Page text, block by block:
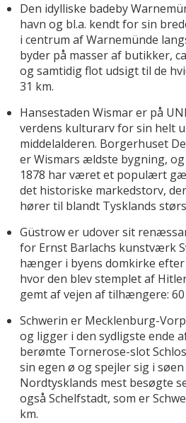
Den idylliske badeby
havn og bl.a. kendt for sin
i centrum af Warnemünde
byder på masser af butikker,
og samtidig flot udsigt til de
31 km.
Hansestaden Wismar er på
verdens kulturarv for sin helt
middelalderen. Borgerhuset
er Wismars ældste bygning,
1878 har været et populært
det historiske markedstorv,
hører til blandt Tysklands
Güstrow er udover sit
for Ernst Barlachs kunstværk
hænger i byens domkirke
hvor den blev stemplet af
gemt af vejen af tilhængere: 60
Schwerin er Mecklenburg-
og ligger i den sydligste ende
berømte Tornerose-slot
sin egen ø og spejler sig i
Nordtysklands mest besøgte
også Schelfstadt, som er
km.